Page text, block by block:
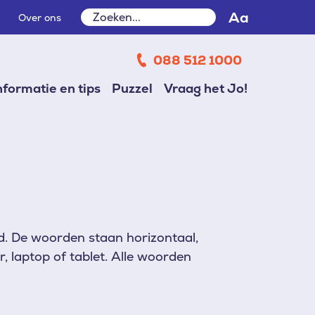
Over ons
Zoeken
Zoeken Aa
088 512 1000
en tips
Puzzel Vraag het Jo!
De woorden staan horizontaal,
laptop of tablet. Alle woorden